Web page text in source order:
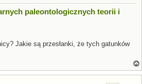
paleontologicznych teorii i
Jakie są przesłanki, że tych gatunków